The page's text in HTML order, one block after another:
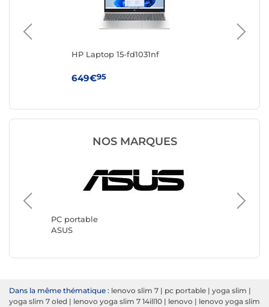
HP Laptop 15-fd1031nf
649€95
NOS MARQUES
PC portable
ASUS
Dans la même thématique : lenovo slim 7 | pc portable | yoga slim |
yoga slim 7 oled | lenovo yoga slim 7 14ill10 | lenovo | lenovo yoga slim